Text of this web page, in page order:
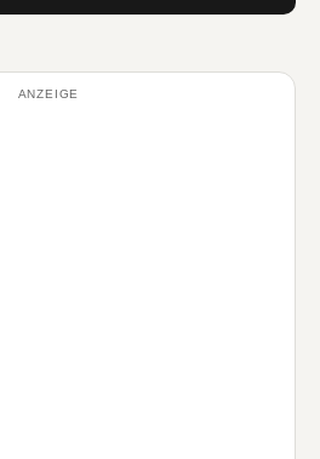
ANZEIGE